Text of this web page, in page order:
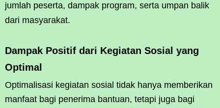
jumlah peserta, dampak program, serta umpan balik
dari masyarakat.
Dampak Positif dari Kegiatan Sosial yang
Optimal
Optimalisasi kegiatan sosial tidak hanya memberikan
manfaat bagi penerima bantuan, tetapi juga bagi